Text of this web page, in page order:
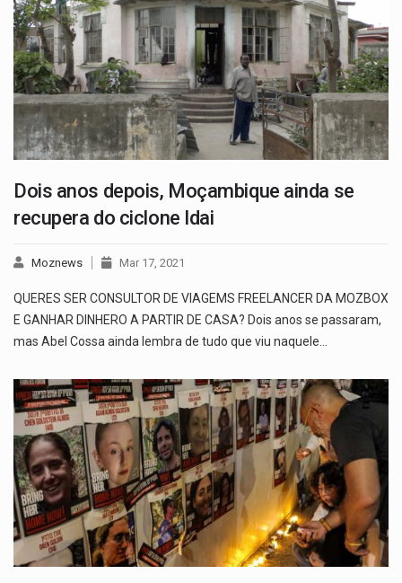
Dois anos depois, Moçambique ainda se
recupera do ciclone Idai
Moznews Mar 17, 2021
QUERES SER CONSULTOR DE VIAGEMS FREELANCER DA MOZBOX
E GANHAR DINHERO A PARTIR DE CASA? Dois anos se passaram,
mas Abel Cossa ainda lembra de tudo que viu naquele…